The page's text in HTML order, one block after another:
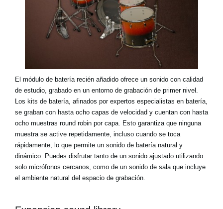
El módulo de batería recién añadido ofrece un sonido con calidad
de estudio, grabado en un entorno de grabación de primer nivel.
Los kits de batería, afinados por expertos especialistas en batería,
se graban con hasta ocho capas de velocidad y cuentan con hasta
ocho muestras round robin por capa. Esto garantiza que ninguna
muestra se active repetidamente, incluso cuando se toca
rápidamente, lo que permite un sonido de batería natural y
dinámico. Puedes disfrutar tanto de un sonido ajustado utilizando
solo micrófonos cercanos, como de un sonido de sala que incluye
el ambiente natural del espacio de grabación.